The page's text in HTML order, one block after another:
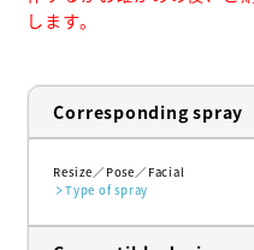
します。
Corresponding spray
Resize Pose
Facial
Type of spray